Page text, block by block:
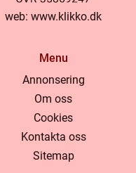
web: www.klikko.dk
Menu
Annonsering
Om oss
Cookies
Kontakta oss
Sitemap